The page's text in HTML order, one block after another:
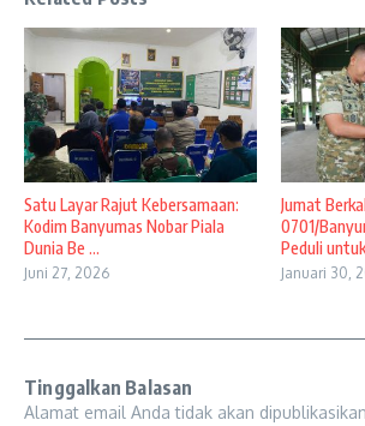
Satu Layar Rajut Kebersamaan:
Kodim Banyumas Nobar Piala
Dunia Be ...
Juni 27, 2026
Jumat
0701/
Peduli
Januari 30,
Tinggalkan Balasan
Alamat email Anda tidak akan